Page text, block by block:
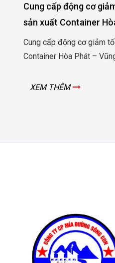
Cung cấp động cơ
sản xuất Container
Cung cấp động cơ giảm
Container Hòa Phát –
XEM THÊM